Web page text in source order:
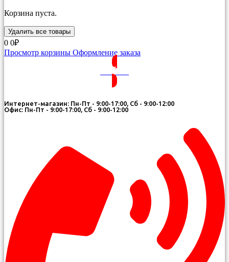
Корзина пуста.
Удалить все товары
0 0₽
Просмотр корзины Оформление заказа
ВОЙТИ
Интернет-магазин: Пн-Пт - 9:00-17:00, Сб - 9:00-12:00
Офис: Пн-Пт - 9:00-17:00, Сб - 9:00-12:00